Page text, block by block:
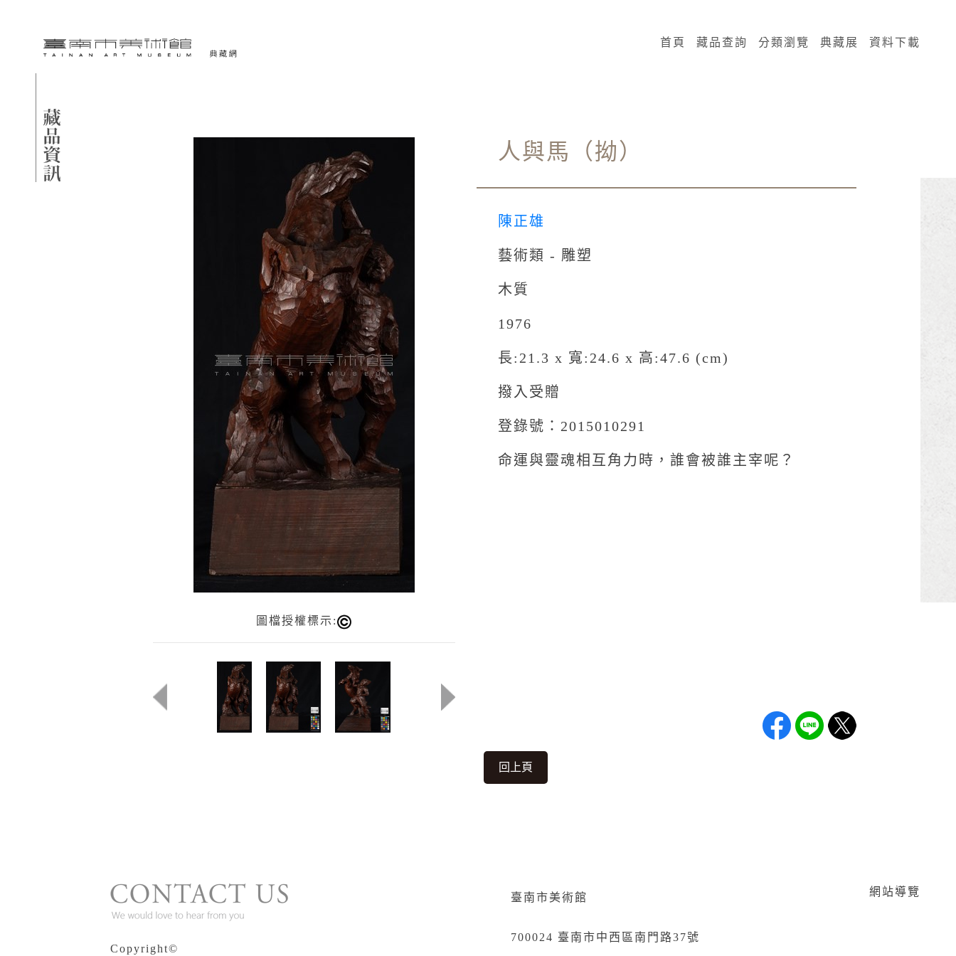
臺南市美術館-典藏網
網頁導覽
首頁 藏品查詢 分類瀏覽 典藏展 資料下載
圖檔授權標示:
人與馬（拗）
陳正雄
藝術類 - 雕塑
木質
1976
長:21.3 x 寬:24.6 x 高:47.6 (cm)
撥入受贈
登錄號：2015010291
命運與靈魂相互角力時，誰會被誰主宰呢？
回上頁
Copyright©
臺南市美術館
700024 臺南市中西區南門路37號
網站導覽